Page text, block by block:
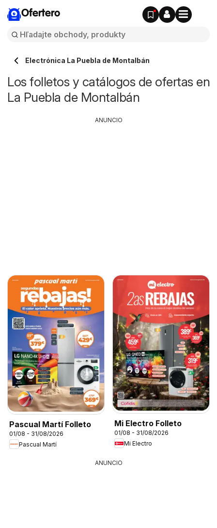
Ofertero
Electrónica La Puebla de Montalbán
Los folletos y catálogos de ofertas en
La Puebla de Montalbán
Pascual Martí Folleto
01/08 - 31/08/2026
Pascual Martí
Mi Electro Folleto
01/08 - 31/08/2026
Mi Electro
ANUNCIO
ANUNCIO